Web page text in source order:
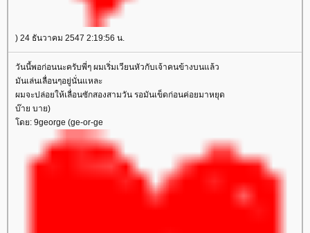
) 24 ธันวาคม 2547 2:19:56 น.
วันนี้พอก่อนนะครับพี่ๆ ผมเริ่มเวียนหัวกับเจ้าคนข้างบนแล้ว
มันเล่นเลื่อนๆอยู่นั่นแหละ
ผมจะปล่อยให้เลื่อนซักสองสามวัน รอมันเข็ดก่อนค่อยมาหยุด
บ๊าย บาย)
ดย: 9george (ge-or-ge